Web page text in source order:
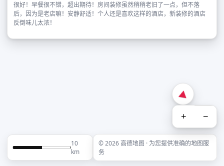
很好！早餐很不错，超出期待！房间装修虽然稍稍老旧了一点，但不落
后，因为是老店嘛！安静舒适！个人还是喜欢这样的酒店，新装修的酒店
反倒味儿太浓！
+ −
10
km
© 2026 高德地图 · 为您提供准确的地图服
务